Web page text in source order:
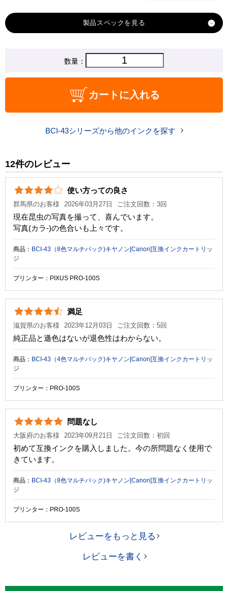
製品スペック
BCI-43BK BCI-43C BCI-43M
2,970 円
カラー ブラック シアン マゼンタ イエロー
顔料・染料
ICチップ あり
製品タイプ
数量：
カートに入れる
BCI-43シリーズから他のインクを探す
12件のレビュー
使い方っての良さ
群馬県のお客様 2026年03月27日 ご注文回数：3回
現在昆虫の写真を撮って、喜んでいます。
写真(カラ-)の色合いも上々です。
商品： BCI-43（8色マルチパック)キヤノン[Canon]互換インクカートリッ
ジ
プリンター：PIXUS PRO-100S
満足
滋賀県のお客様 2023年12月03日 ご注文回数：5回
純正品と遜色はないが退色性はわからない。
商品： BCI-43（4色マルチパック)キヤノン[Canon]互換インクカートリッ
ジ
プリンター：PRO-100S
問題なし
大阪府のお客様 2023年09月21日 ご注文回数：初回
初めて互換インクを購入しました。今の所問題なく使用で
きています。
商品： BCI-43（8色マルチパック)キヤノン[Canon]互換インクカートリッ
ジ
プリンター：PRO-100S
レビューをもっと見る
レビューを書く